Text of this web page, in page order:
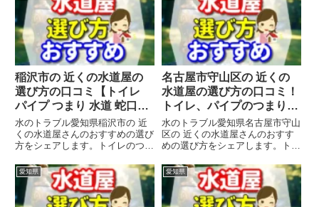
稲沢市の 近くの水道屋の
選び方の口コミ【トイレ
パイプ つまり 水道 蛇口の
水漏れ工事や修理】
水のトラブル愛知県稲沢市の 近
くの水道屋さんのおすすめの選び
方をシェアします。トイレのつま
が古くなってヒビ割れて、そのヒ
ビ割れ部分から水漏れの水のトラ
ブルで、焦ってポストに入ってい
る 近くの水道屋さんに慌てて
名古屋市守山区の 近くの
水道屋の選び方の口コミ！
トイレ、パイプのつまり、
蛇口の水漏れ工事や修理の
前にチェックすることをシ
ェアします。
水のトラブル愛知県名古屋市守山
区の 近くの水道屋さんのおすす
めの選び方をシェアします。トイ
口のゴムが古くなってヒビ割れ
て、そのヒビ割れ部分から水漏れ
の水のトラブルで、焦ってポスト
に入っている 近くの水道屋さん
愛知県 愛知県